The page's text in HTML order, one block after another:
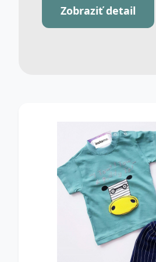
Zobraziť detail